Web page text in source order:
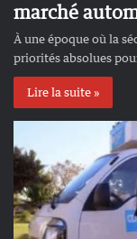
marché
À une époque où la
priorités absolues
Lire la suite »